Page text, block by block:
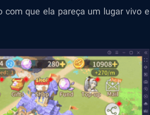
com que ela pareça um lugar vivo e